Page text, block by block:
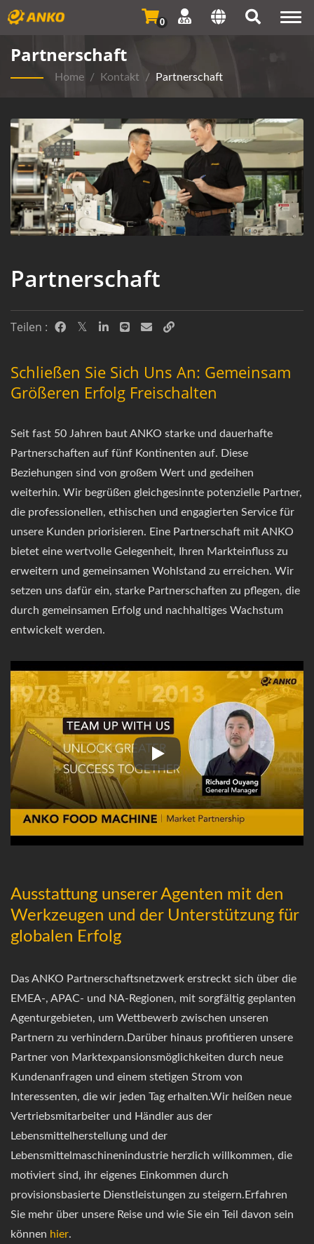
0
Partnerschaft
Home / Kontakt / Partnerschaft
Partnerschaft
Teilen :
Schließen Sie Sich Uns An: Gemeinsam
Größeren Erfolg Freischalten
Seit fast 50 Jahren baut ANKO starke und dauerhafte
Partnerschaften auf fünf Kontinenten auf. Diese
Beziehungen sind von großem Wert und gedeihen
weiterhin. Wir begrüßen gleichgesinnte potenzielle Partner,
die professionellen, ethischen und engagierten Service für
unsere Kunden priorisieren. Eine Partnerschaft mit ANKO
bietet eine wertvolle Gelegenheit, Ihren Markteinfluss zu
erweitern und gemeinsamen Wohlstand zu erreichen. Wir
setzen uns dafür ein, starke Partnerschaften zu pflegen, die
durch gemeinsamen Erfolg und nachhaltiges Wachstum
entwickelt werden.
Partnerschaft
Ausstattung unserer Agenten mit den
Werkzeugen und der Unterstützung für
globalen Erfolg
Das ANKO Partnerschaftsnetzwerk erstreckt sich über die
EMEA-, APAC- und NA-Regionen, mit sorgfältig geplanten
Agenturgebieten, um Wettbewerb zwischen unseren
Partnern zu verhindern.Darüber hinaus profitieren unsere
Partner von Marktexpansionsmöglichkeiten durch neue
Kundenanfragen und einem stetigen Strom von
Interessenten, die wir jeden Tag erhalten.Wir heißen neue
Vertriebsmitarbeiter und Händler aus der
Lebensmittelherstellung und der
Lebensmittelmaschinenindustrie herzlich willkommen, die
motiviert sind, ihr eigenes Einkommen durch
provisionsbasierte Dienstleistungen zu steigern.Erfahren
Sie mehr über unsere Reise und wie Sie ein Teil davon sein
können hier.